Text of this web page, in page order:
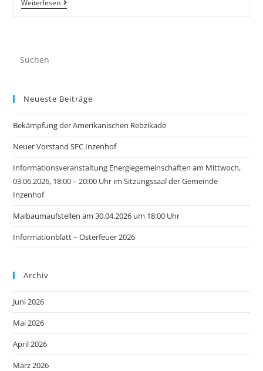
Weiterlesen
Neueste Beiträge
Bekämpfung der Amerikanischen Rebzikade
Neuer Vorstand SFC Inzenhof
Informationsveranstaltung Energiegemeinschaften am Mittwoch,
03.06.2026, 18:00 – 20:00 Uhr im Sitzungssaal der Gemeinde
Inzenhof
Maibaumaufstellen am 30.04.2026 um 18:00 Uhr
Informationblatt – Osterfeuer 2026
Archiv
Juni 2026
Mai 2026
April 2026
März 2026